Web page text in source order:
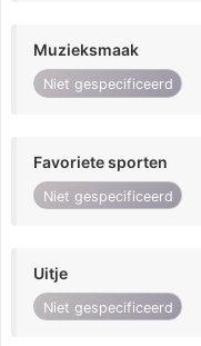
Muzieksmaak
Niet gespecificeerd
Favoriete sporten
Niet gespecificeerd
Uitje
Niet gespecificeerd